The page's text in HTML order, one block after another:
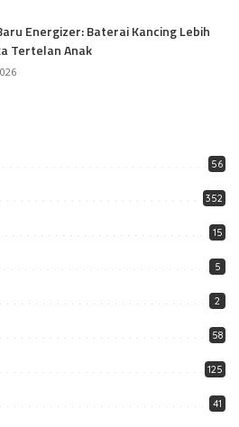
Energizer: Baterai Kancing Lebih
Tertelan Anak
56
352
15
5
2
58
125
41